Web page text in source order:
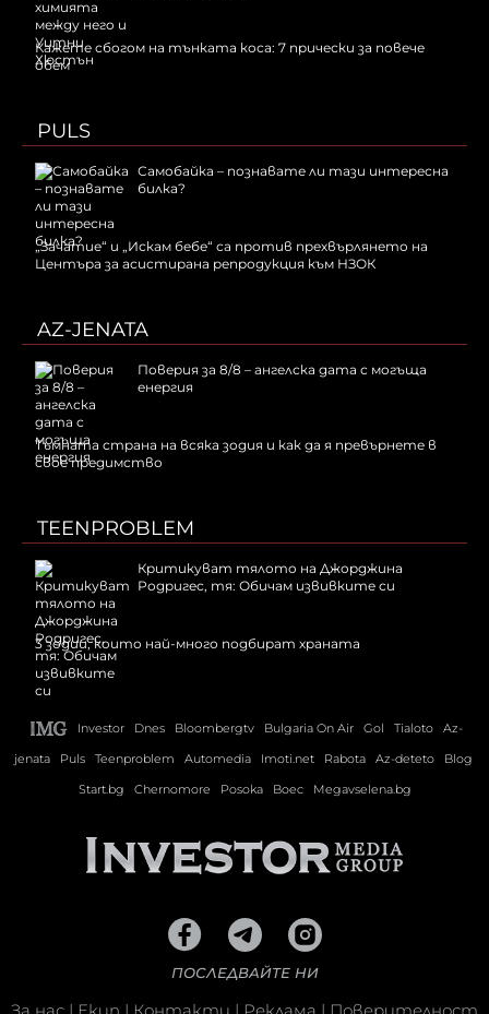
Кажете сбогом на тънката коса: 7 прически за повече
обем
PULS
Самобайка – познавате ли тази интересна
билка?
„Зачатие“ и „Искам бебе“ са против прехвърлянето на
Центъра за асистирана репродукция към НЗОК
AZ-JENATA
Поверия за 8/8 – ангелска дата с могъща
енергия
Тъмната страна на всяка зодия и как да я превърнете в
свое предимство
TEENPROBLEM
Критикуват тялото на Джорджина
Родригес, тя: Обичам извивките си
3 зодии, които най-много подбират храната
Investor Dnes Bloombergtv Bulgaria On Air Gol Tialoto
Az-
jenata
Puls Teenproblem Automedia Imoti.net Rabota Az-deteto
Blog
Start.bg
Chernomore Posoka Boec Megavselena.bg
ПОСЛЕДВАЙТЕ НИ